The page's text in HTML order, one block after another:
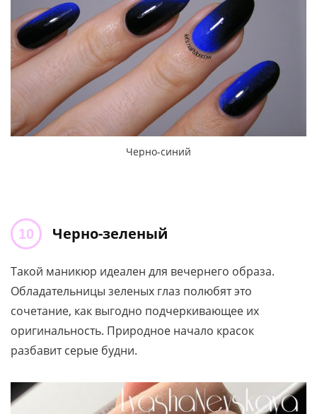
Черно-синий
Черно-зеленый
Такой маникюр идеален для вечернего образа.
Обладательницы зеленых глаз полюбят это
сочетание, как выгодно подчеркивающее их
оригинальность. Природное начало красок
разбавит серые будни.